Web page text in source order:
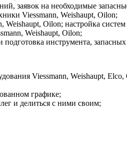
заявок на необходимые
Viessmann, Weishaupt, Oilon;
Oilon; настройка
Weishaupt, Oilon;
инструмента,
Viessmann, Weishaupt, Elco,
графике;
и делиться с ними своим;